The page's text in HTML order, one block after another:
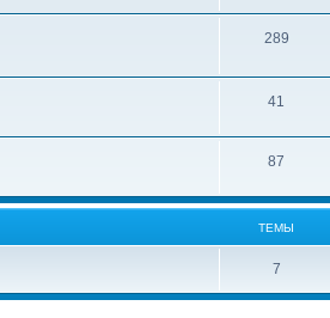
289
41
87
ТЕМЫ
7